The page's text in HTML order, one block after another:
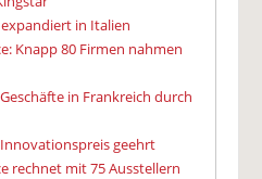
in Italien
Knapp 80 Firmen nahmen
in Frankreich durch
geehrt
rechnet mit 75 Ausstellern